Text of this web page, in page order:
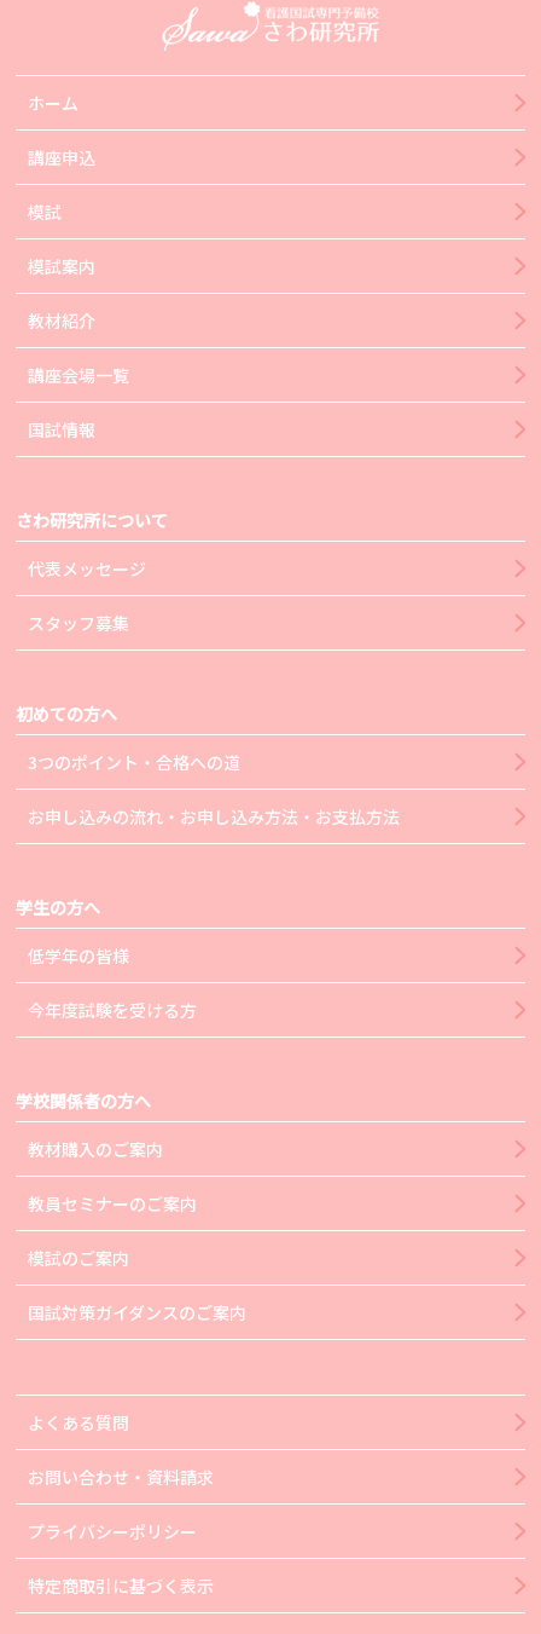
ホーム
講座申込
模試
模試案内
教材紹介
講座会場一覧
国試情報
さわ研究所について
代表メッセージ
スタッフ募集
初めての方へ
3つのポイント・合格への道
お申し込みの流れ・お申し込み方法・お支払方法
学生の方へ
低学年の皆様
今年度試験を受ける方
学校関係者の方へ
教材購入のご案内
教員セミナーのご案内
模試のご案内
国試対策ガイダンスのご案内
よくある質問
お問い合わせ・資料請求
プライバシーポリシー
特定商取引に基づく表示